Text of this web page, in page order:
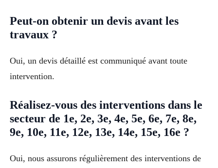
Peut-on obtenir un devis avant les
travaux ?
Oui, un devis détaillé est communiqué avant toute
intervention.
Réalisez-vous des interventions dans le
secteur de 1e, 2e, 3e, 4e, 5e, 6e, 7e, 8e,
9e, 10e, 11e, 12e, 13e, 14e, 15e, 16e ?
Oui, nous assurons régulièrement des interventions de